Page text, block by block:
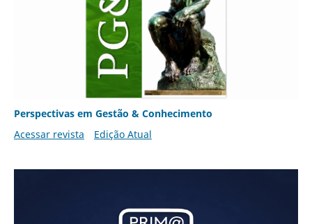
Perspectivas em Gestão & Conhecimento
Acessar revista
Edição Atual